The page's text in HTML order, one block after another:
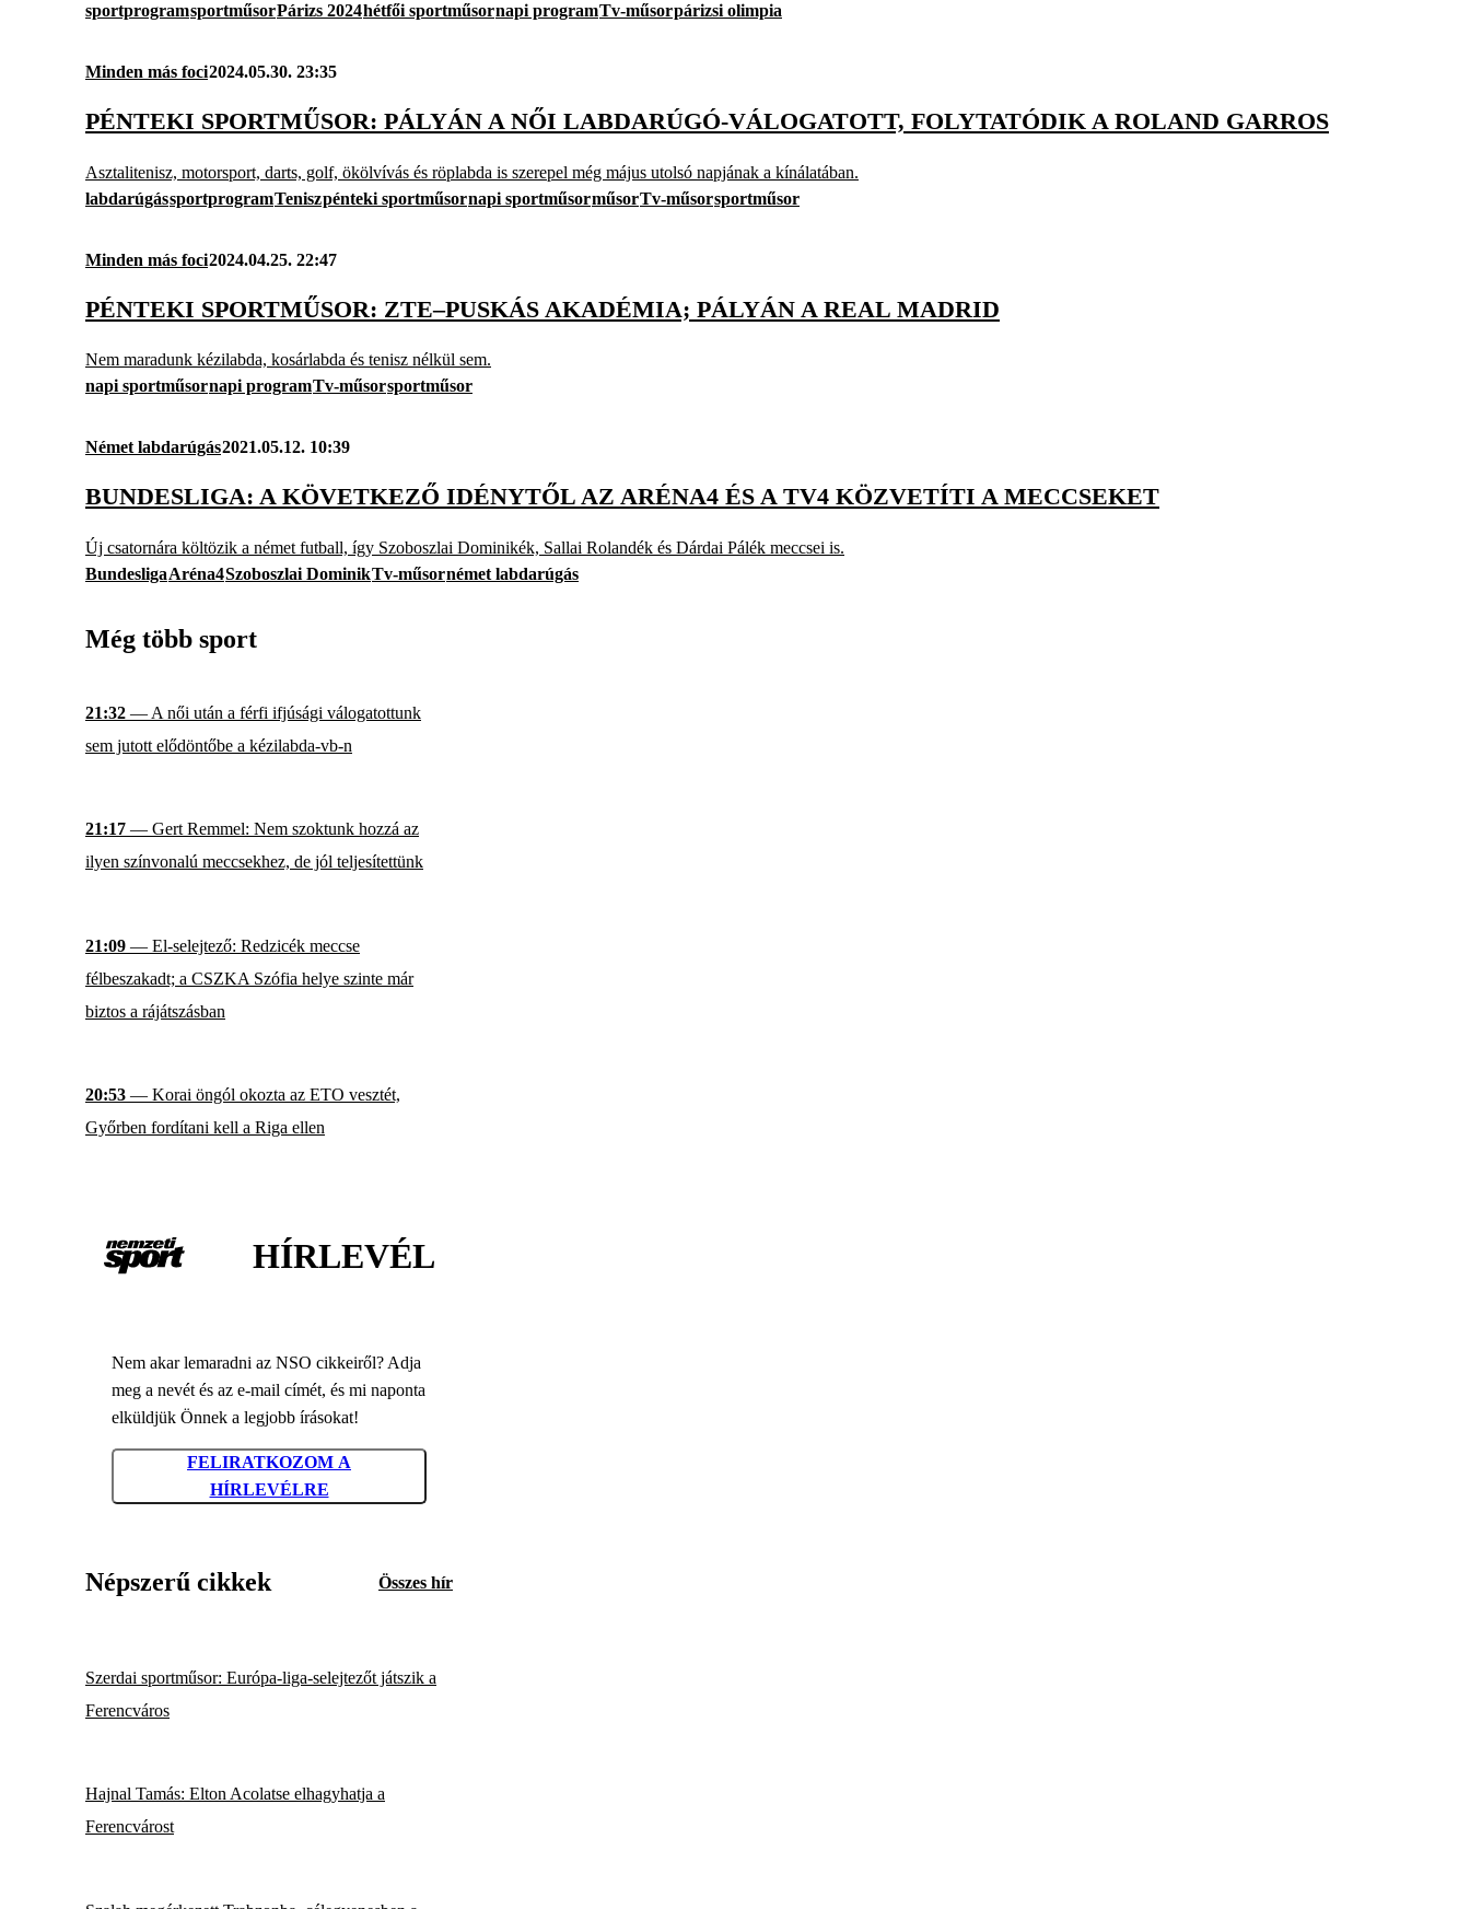
sportprogramsportműsorPárizs 2024hétfői sportműsornapi programTv-műsorpárizsi olimpia
Minden más foci2024.05.30. 23:35
PÉNTEKI SPORTMŰSOR: PÁLYÁN A NŐI LABDARÚGÓ-VÁLOGATOTT, FOLYTATÓDIK A ROLAND GARROS
Asztalitenisz, motorsport, darts, golf, ökölvívás és röplabda is szerepel még május utolsó napjának a kínálatában.
labdarúgássportprogramTeniszpénteki sportműsornapi sportműsorműsorTv-műsorsportműsor
Minden más foci2024.04.25. 22:47
PÉNTEKI SPORTMŰSOR: ZTE–PUSKÁS AKADÉMIA; PÁLYÁN A REAL MADRID
Nem maradunk kézilabda, kosárlabda és tenisz nélkül sem.
napi sportműsornapi programTv-műsorsportműsor
Német labdarúgás2021.05.12. 10:39
BUNDESLIGA: A KÖVETKEZŐ IDÉNYTŐL AZ ARÉNA4 ÉS A TV4 KÖZVETÍTI A MECCSEKET
Új csatornára költözik a német futball, így Szoboszlai Dominikék, Sallai Rolandék és Dárdai Pálék meccsei is.
BundesligaAréna4Szoboszlai DominikTv-műsornémet labdarúgás
Még több sport
21:32 — A női után a férfi ifjúsági válogatottunk
sem jutott elődöntőbe a kézilabda-vb-n
21:17 — Gert Remmel: Nem szoktunk hozzá az
ilyen színvonalú meccsekhez, de jól teljesítettünk
21:09 — El-selejtező: Redzicék meccse
félbeszakadt; a CSZKA Szófia helye szinte már
biztos a rájátszásban
20:53 — Korai öngól okozta az ETO vesztét,
Győrben fordítani kell a Riga ellen
HÍRLEVÉL
Nem akar lemaradni az NSO cikkeiről? Adja
meg a nevét és az e-mail címét, és mi naponta
elküldjük Önnek a legjobb írásokat!
FELIRATKOZOM A
HÍRLEVÉLRE
Népszerű cikkek Összes hír
Szerdai sportműsor: Európa-liga-selejtezőt játszik a
Ferencváros
Hajnal Tamás: Elton Acolatse elhagyhatja a
Ferencvárost